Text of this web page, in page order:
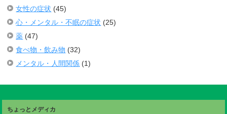
女性の症状 (45)
心・メンタル・不眠の症状 (25)
薬 (47)
食べ物・飲み物 (32)
メンタル・人間関係 (1)
ちょっとメディカ